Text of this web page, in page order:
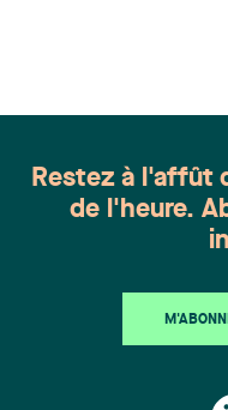
Restez à l'affût
de l'heure.